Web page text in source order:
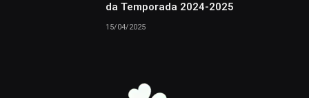
da Temporada 2024-2025
15/04/2025